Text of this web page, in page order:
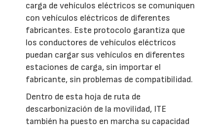
carga de vehículos eléctricos se comuniquen
con vehículos eléctricos de diferentes
fabricantes. Este protocolo garantiza que
los conductores de vehículos eléctricos
puedan cargar sus vehículos en diferentes
estaciones de carga, sin importar el
fabricante, sin problemas de compatibilidad.
Dentro de esta hoja de ruta de
descarbonización de la movilidad, ITE
también ha puesto en marcha su capacidad